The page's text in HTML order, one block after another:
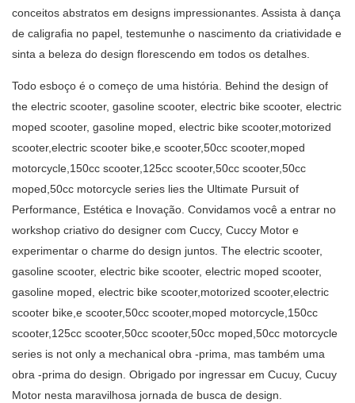
conceitos abstratos em designs impressionantes. Assista à dança
de caligrafia no papel, testemunhe o nascimento da criatividade e
sinta a beleza do design florescendo em todos os detalhes.
Todo esboço é o começo de uma história. Behind the design of
the electric scooter, gasoline scooter, electric bike scooter, electric
moped scooter, gasoline moped, electric bike scooter,motorized
scooter,electric scooter bike,e scooter,50cc scooter,moped
motorcycle,150cc scooter,125cc scooter,50cc scooter,50cc
moped,50cc motorcycle series lies the Ultimate Pursuit of
Performance, Estética e Inovação. Convidamos você a entrar no
workshop criativo do designer com Cuccy, Cuccy Motor e
experimentar o charme do design juntos. The electric scooter,
gasoline scooter, electric bike scooter, electric moped scooter,
gasoline moped, electric bike scooter,motorized scooter,electric
scooter bike,e scooter,50cc scooter,moped motorcycle,150cc
scooter,125cc scooter,50cc scooter,50cc moped,50cc motorcycle
series is not only a mechanical obra -prima, mas também uma
obra -prima do design. Obrigado por ingressar em Cucuy, Cucuy
Motor nesta maravilhosa jornada de busca de design.